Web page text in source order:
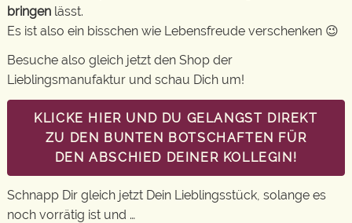
bringen lässt.
Es ist also ein bisschen wie Lebensfreude verschenken 😉
Besuche also gleich jetzt den Shop der
Lieblingsmanufaktur und schau Dich um!
KLICKE HIER UND DU GELANGST DIREKT
ZU DEN BUNTEN BOTSCHAFTEN FÜR
DEN ABSCHIED DEINER KOLLEGIN!
Schnapp Dir gleich jetzt Dein Lieblingsstück, solange es
noch vorrätig ist und …